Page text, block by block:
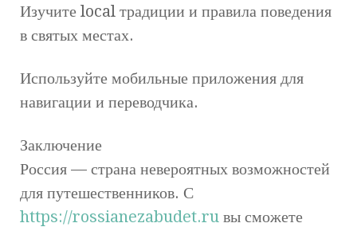
Изучите local традиции и правила поведения
в святых местах.
Используйте мобильные приложения для
навигации и переводчика.
Заключение
Россия — страна невероятных возможностей
для путешественников. С
https://rossianezabudet.ru вы сможете